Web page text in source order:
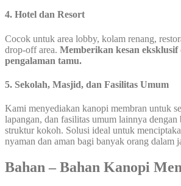
4. Hotel dan Resort
Cocok untuk area lobby, kolam renang,
drop-off area. Memberikan kesan
pengalaman tamu.
5. Sekolah, Masjid, dan Fasilitas Umum
Kami menyediakan kanopi membran untuk
lapangan, dan fasilitas umum lainnya dengan
struktur kokoh. Solusi ideal untuk
nyaman dan aman bagi banyak orang dalam
Bahan – Bahan Kanopi